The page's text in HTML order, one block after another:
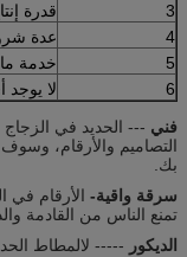
3
قدرة
4
عدة
5
خدمة
6
لا يوجد
فني --- الحديد في
التصاميم والأرقام،
بك.
سرقة واقية- الأرقام
تمنع الناس من القادمة
الديكور ----- لالمطاط